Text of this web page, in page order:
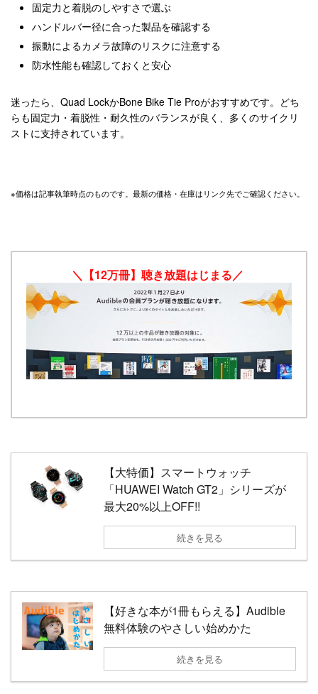
固定力と着脱のしやすさで選ぶ
ハンドルバー径に合った製品を確認する
振動によるカメラ故障のリスクに注意する
防水性能も確認しておくと安心
迷ったら、Quad LockかBone Bike Tie Proがおすすめです。どち
らも固定力・着脱性・耐久性のバランスが良く、多くのサイクリ
ストに支持されています。
※価格は記事執筆時点のものです。最新の価格・在庫はリンク先でご確認ください。
＼【12万冊】聴き放題はじまる／
【大特価】スマートウォッチ
「HUAWEI Watch GT2」シリーズが
最大20%以上OFF!!
続きを見る
【好きな本が1冊もらえる】Audible
無料体験のやさしい始めかた
続きを見る